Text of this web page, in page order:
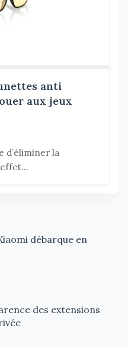
anti
aux jeux
d’éliminer la
débarque en
des extensions